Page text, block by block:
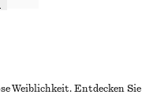
Weiblichkeit. Entdecken Sie